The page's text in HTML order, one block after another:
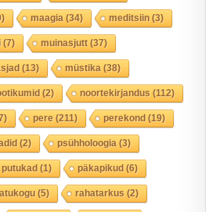
maagia (34) meditsiin(3)
(7) muinasjutt(37)
(13) müstika (38)
(2) noortekirjandus (112)
pere (211) perekond(19)
(2) psühholoogia (3)
putukad(1) päkapikud(6)
(5) rahatarkus (2)